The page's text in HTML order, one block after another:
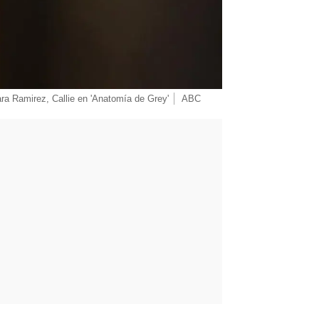
Ramirez, Callie en 'Anatomía de Grey' ABC